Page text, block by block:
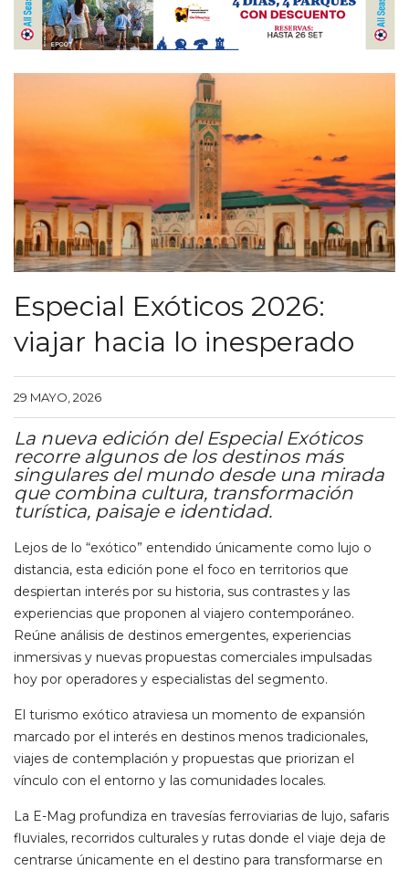
Especial Exóticos 2026:
viajar hacia lo inesperado
29 MAYO, 2026
La nueva edición del Especial Exóticos
recorre algunos de los destinos más
singulares del mundo desde una mirada
que combina cultura, transformación
turística, paisaje e identidad.
Lejos de lo “exótico” entendido únicamente como lujo o
distancia, esta edición pone el foco en territorios que
despiertan interés por su historia, sus contrastes y las
experiencias que proponen al viajero contemporáneo.
Reúne análisis de destinos emergentes, experiencias
inmersivas y nuevas propuestas comerciales impulsadas
hoy por operadores y especialistas del segmento.
El turismo exótico atraviesa un momento de expansión
marcado por el interés en destinos menos tradicionales,
viajes de contemplación y propuestas que priorizan el
vínculo con el entorno y las comunidades locales.
La E-Mag profundiza en travesías ferroviarias de lujo, safaris
fluviales, recorridos culturales y rutas donde el viaje deja de
centrarse únicamente en el destino para transformarse en